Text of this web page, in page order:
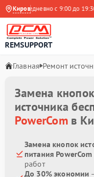
Киров
Ежедневно с 9:00 до 19:30
REMSUPPORT
Главная Ремонт
Замена кнопок
источника
PowerComв
Замена кнопок
питания
работ
До 30% экономии